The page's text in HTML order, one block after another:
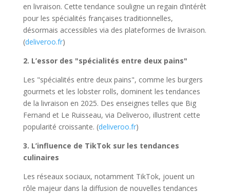
en livraison. Cette tendance souligne un regain d’intérêt
pour les spécialités françaises traditionnelles,
désormais accessibles via des plateformes de livraison.
(deliveroo.fr)
2. L’essor des "spécialités entre deux pains"
Les "spécialités entre deux pains", comme les burgers
gourmets et les lobster rolls, dominent les tendances
de la livraison en 2025. Des enseignes telles que Big
Fernand et Le Ruisseau, via Deliveroo, illustrent cette
popularité croissante. (deliveroo.fr)
3. L’influence de TikTok sur les tendances
culinaires
Les réseaux sociaux, notamment TikTok, jouent un
rôle majeur dans la diffusion de nouvelles tendances